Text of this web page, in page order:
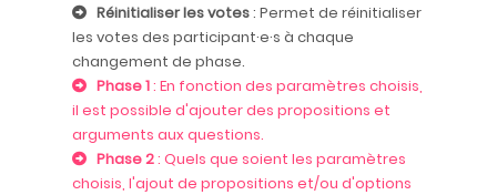
Réinitialiser les votes: Permet de réinitialiser
les votes des participant·e·s à chaque
changement de phase.
Phase 1: En fonction des paramètres choisis,
il est possible d'ajouter des propositions et
arguments aux questions.
Phase 2: Quels que soient les paramètres
choisis, l'ajout de propositions et/ou d'options